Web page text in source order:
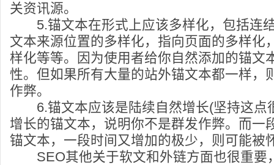
关资讯源。
5.锚文本在形式上应该多样化，包括连
文本来源位置的多样化，指向页面的多样化
样化等等。因为使用者给你自然添加的锚文
性。但如果所有大量的站外锚文本都一样，
作弊。
6.锚文本应该是陆续自然增长(坚持这点
增长的锚文本，说明你不是群发作弊。而一
锚文本，一段时间又增加的极少，则可能被
SEO其他关于软文和外链方面也很重要